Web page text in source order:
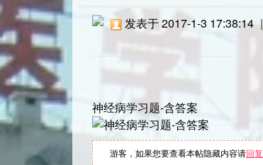
发表于 2017-1-3 17:38:14 |
神经病学习题-含答案
游客，如果您要查看本帖隐藏内容请回复